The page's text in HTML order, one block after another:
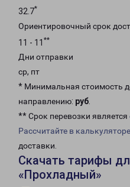
32.7*
Ориентировочный срок
11 - 11 **
Дни отправки
ср, пт
* Минимальная стоимость
направлению: руб.
** Срок перевозки является
Рассчитайте в калькуляторе
доставки.
Скачать тарифы
«Прохладный»